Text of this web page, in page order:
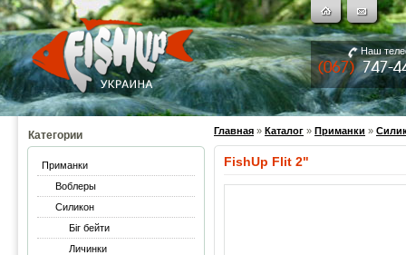
Наш
Категории
Приманки
Воблеры
Силикон
Біг бейти
Личинки
Главная » Каталог » Приманки »
FishUp Flit 2"